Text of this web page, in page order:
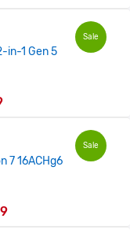
Sale
in-1 Gen 5
Sale
7 16ACHg6